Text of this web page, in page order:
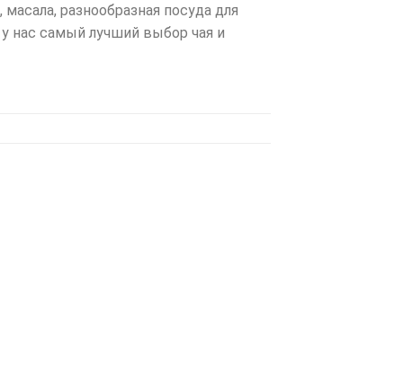
масала, разнообразная посуда для
нас самый лучший выбор чая и